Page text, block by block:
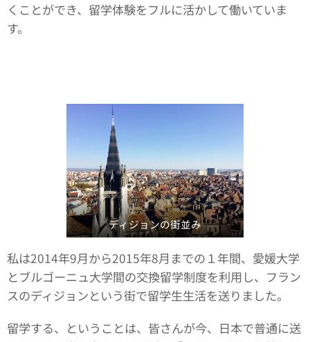
くことができ、留学体験をフルに活かして働いていま
す。
ディジョンの街並み
私は2014年9月から2015年8月までの１年間、愛媛大学
とブルゴーニュ大学間の交換留学制度を利用し、フラン
スのディジョンという街で留学生生活を送りました。
留学する、ということは、皆さんが今、日本で普通に送